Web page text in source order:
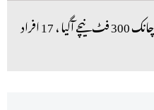
ایئر انڈیا کا طیارہ ہوا میں اچانک 300 فٹ نیچے آگیا ، 17 افراد